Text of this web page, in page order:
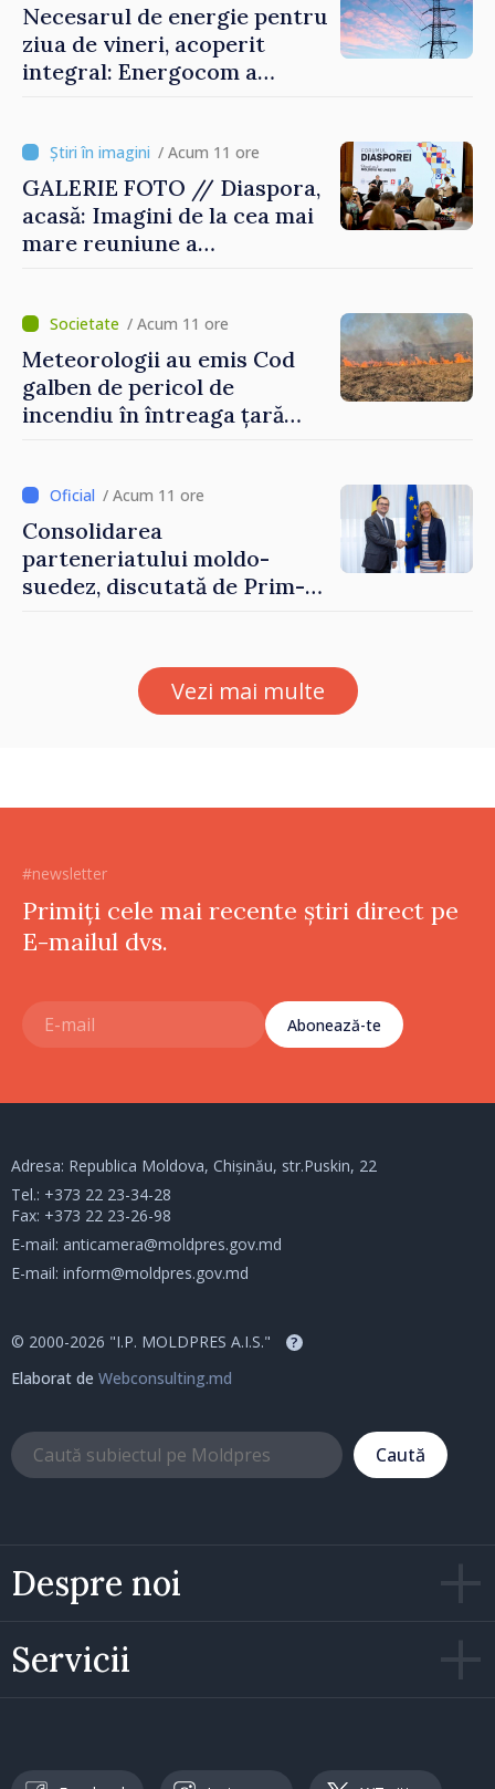
Necesarul de energie pentru
ziua de vineri, acoperit
integral: Energocom a
/ Acum 11 ore
GALERIE FOTO // Diaspora,
acasă: Imagini de la cea mai
mare reuniune a
/ Acum 11 ore
Meteorologii au emis Cod
galben de pericol de
incendiu în întreaga țară
/ Acum 11 ore
Consolidarea
parteneriatului moldo-
suedez, discutată de Prim-
Petra Lärke
Vezi mai multe
#newsletter
Primiți cele mai recente știri direct pe
E-mailul dvs.
Abonează-te
Despre noi
Servicii
Adresa: Republica Moldova, Chișinău, str.Puskin, 22
Tel.: +373 22 23-34-28
Fax: +373 22 23-26-98
E-mail: anticamera@moldpres.gov.md
E-mail: inform@moldpres.gov.md
© 2000-2026 "I.P. MOLDPRES A.I.S." ?
Elaborat de Webconsulting.md
Caută